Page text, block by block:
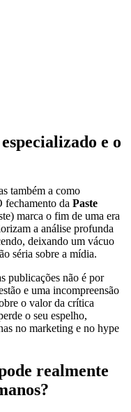
e o
também a como
fechamento da Paste
marca o fim de uma era
a análise profunda
deixando um vácuo
séria sobre a mídia.
publicações não é por
e uma incompreensão
o valor da crítica
o seu espelho,
no marketing e no hype
realmente